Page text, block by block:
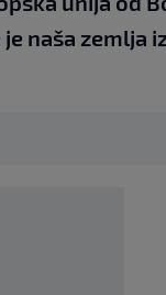
naša zemlja